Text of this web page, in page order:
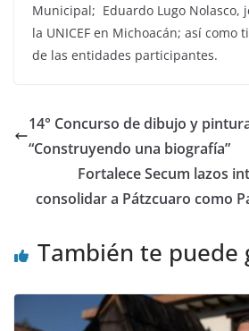
Municipal; Eduardo Lugo Nolasco,
la UNICEF en Michoacán; así como
de las entidades participantes.
14° Concurso de dibujo y
“Construyendo una biografía”
Fortalece Secum lazos
consolidar a Pátzcuaro como
También te puede